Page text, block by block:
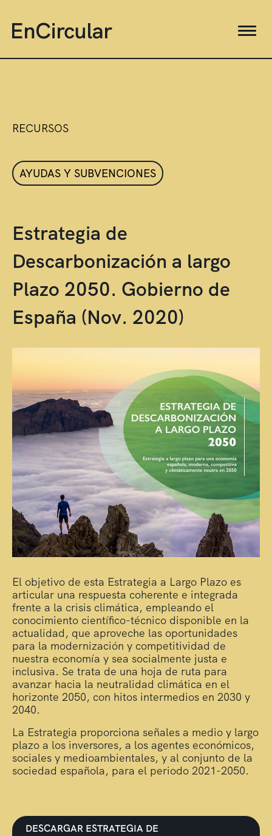
RECURSOS
AYUDAS Y SUBVENCIONES
Estrategia de
Descarbonización a largo
Plazo 2050. Gobierno de
España (Nov. 2020)
El objetivo de esta Estrategia a Largo Plazo es
articular una respuesta coherente e integrada
frente a la crisis climática, empleando el
conocimiento científico-técnico disponible en la
actualidad, que aproveche las oportunidades
para la modernización y competitividad de
nuestra economía y sea socialmente justa e
inclusiva. Se trata de una hoja de ruta para
avanzar hacia la neutralidad climática en el
horizonte 2050, con hitos intermedios en 2030 y
2040.
La Estrategia proporciona señales a medio y largo
plazo a los inversores, a los agentes económicos,
sociales y medioambientales, y al conjunto de la
sociedad española, para el periodo 2021-2050.
DESCARGAR ESTRATEGIA DE